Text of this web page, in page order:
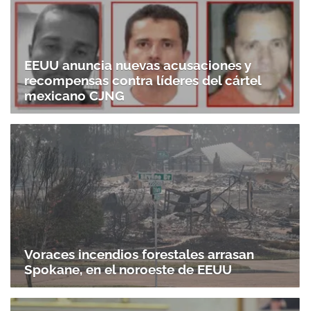
EEUU anuncia nuevas acusaciones y
recompensas contra líderes del cártel
mexicano CJNG
Voraces incendios forestales arrasan
Spokane, en el noroeste de EEUU